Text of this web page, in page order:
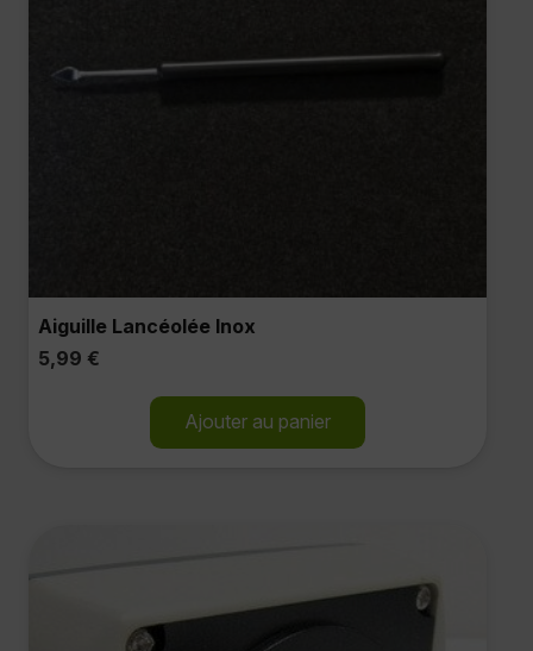
Aiguille Lancéolée Inox
5,99 €
Ajouter au panier